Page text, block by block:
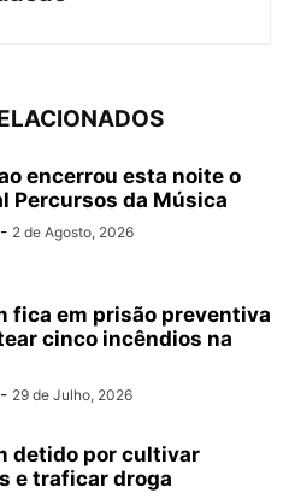
encerrou esta noite o
Percursos da Música
- 2 de Agosto, 2026
fica em prisão preventiva
cinco incêndios na
- 29 de Julho, 2026
detido por cultivar
e traficar droga